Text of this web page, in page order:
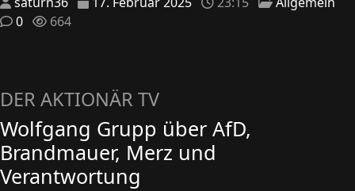
0
664
DER AKTIONÄR TV
Wolfgang Grupp über AfD,
Brandmauer, Merz und
Verantwortung